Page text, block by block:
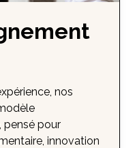
nos
pensé pour
innovation